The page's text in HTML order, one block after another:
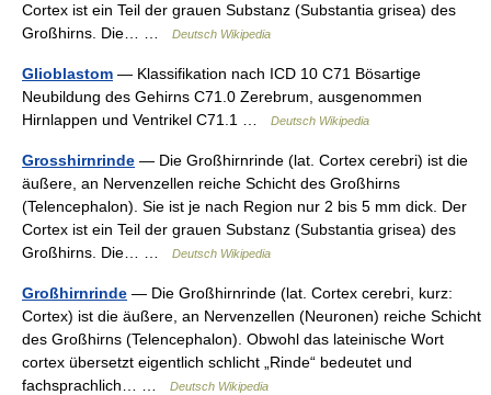
Cortex ist ein Teil der grauen Substanz (Substantia grisea) des
Großhirns. Die… …
Deutsch Wikipedia
Glioblastom — Klassifikation nach ICD 10 C71 Bösartige
Neubildung des Gehirns C71.0 Zerebrum, ausgenommen
Hirnlappen und Ventrikel C71.1 …
Deutsch Wikipedia
Grosshirnrinde — Die Großhirnrinde (lat. Cortex cerebri) ist die
äußere, an Nervenzellen reiche Schicht des Großhirns
(Telencephalon). Sie ist je nach Region nur 2 bis 5 mm dick. Der
Cortex ist ein Teil der grauen Substanz (Substantia grisea) des
Großhirns. Die… …
Deutsch Wikipedia
Großhirnrinde — Die Großhirnrinde (lat. Cortex cerebri, kurz:
Cortex) ist die äußere, an Nervenzellen (Neuronen) reiche Schicht
des Großhirns (Telencephalon). Obwohl das lateinische Wort
cortex übersetzt eigentlich schlicht „Rinde“ bedeutet und
fachsprachlich… …
Deutsch Wikipedia